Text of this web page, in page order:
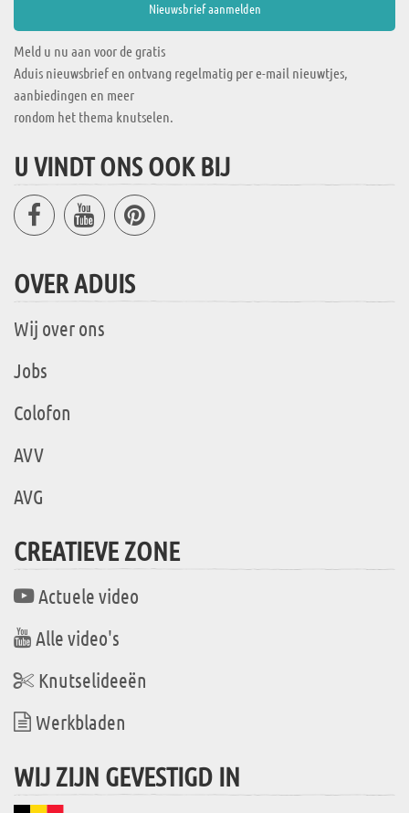
Meld u nu aan voor de gratis
Aduis nieuwsbrief en ontvang regelmatig per e-mail nieuwtjes,
aanbiedingen en meer
rondom het thema knutselen.
U VINDT ONS OOK BIJ
OVER ADUIS
Wij over ons
Jobs
Colofon
AVV
AVG
CREATIEVE ZONE
Actuele video
Alle video's
Knutselideeën
Werkbladen
WIJ ZIJN GEVESTIGD IN